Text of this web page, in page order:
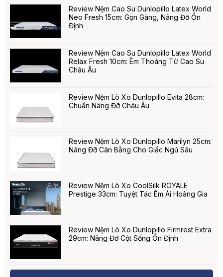
Review Nệm Cao Su Dunlopillo Latex World
Neo Fresh 15cm: Gọn Gàng, Nâng Đỡ Ổn
Định
Review Nệm Cao Su Dunlopillo Latex World
Relax Fresh 10cm: Êm Thoáng Từ Cao Su
Châu Âu
Review Nệm Lò Xo Dunlopillo Evita 28cm:
Chuẩn Nâng Đỡ Châu Âu
Review Nệm Lò Xo Dunlopillo Marilyn 25cm:
Nâng Đỡ Cân Bằng Cho Giấc Ngủ Sâu
Review Nệm Lò Xo CoolSilk ROYALE
Prestige 33cm: Tuyệt Tác Êm Ái Hoàng Gia
Review Nệm Lò Xo Dunlopillo Firmrest Extra
29cm: Nâng Đỡ Cột Sống Ổn Định